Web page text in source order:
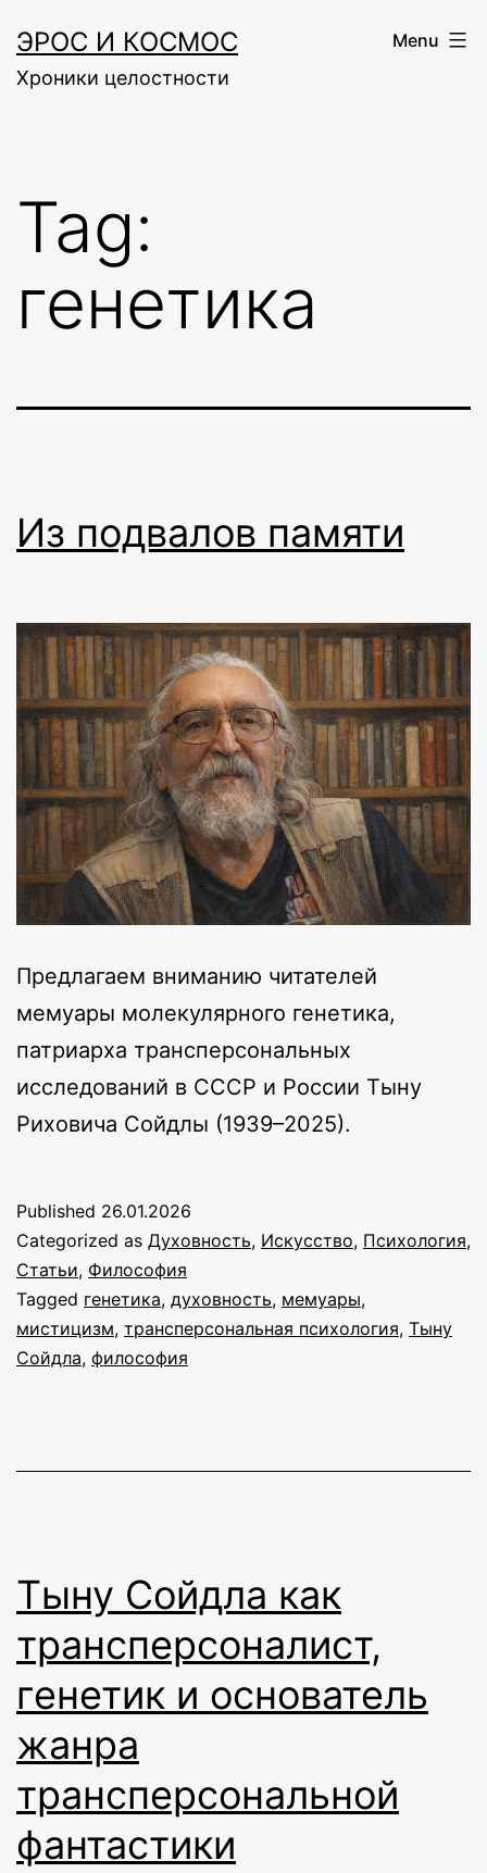
to
content
ЭРОС И КОСМОС
Хроники целостности
Menu
Tag:
генетика
Из подвалов памяти
Предлагаем вниманию читателей
мемуары молекулярного генетика,
патриарха трансперсональных
исследований в СССР и России Тыну
Риховича Сойдлы (1939–2025).
Published 26.01.2026
Categorized as Духовность, Искусство, Психология,
Статьи, Философия
Tagged генетика, духовность, мемуары,
мистицизм, трансперсональная психология, Тыну
Сойдла, философия
Тыну Сойдла как
трансперсоналист,
генетик и основатель
жанра
трансперсональной
фантастики